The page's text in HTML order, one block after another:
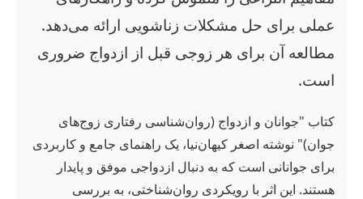
عملی برای حل مشکلات زناشویی ارائه می‌دهد.
مطالعه آن برای هر زوجی قبل از ازدواج ضروری
است.
کتاب "جوانان و ازدواج (روان‌شناسی رفتاری زوج‌های
جوان)" نوشته اصغر کیهان‌نیا، یک راهنمای جامع و کاربردی
برای جوانانی است که به دنبال ازدواجی موفق و پایدار
هستند. این اثر با رویکردی روان‌شناختی، به بررسی